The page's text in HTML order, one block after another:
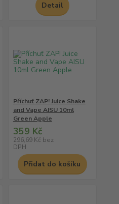
Detail
Příchuť ZAP! Juice Shake
and Vape AISU 10ml
Green Apple
359 Kč
296,69 Kč bez
DPH
Přidat do košíku